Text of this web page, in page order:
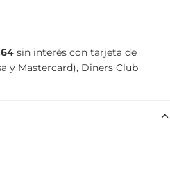
sin interés con tarjeta de
y Mastercard), Diners Club